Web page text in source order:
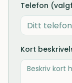
Telefon
Kort